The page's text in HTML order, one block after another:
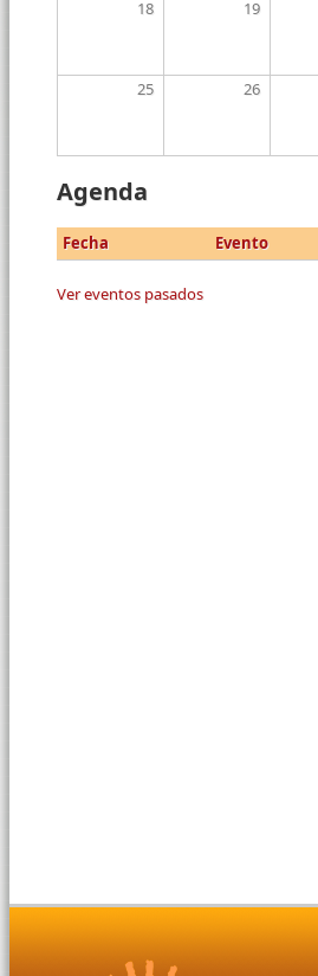
18 19
25 26
Agenda
Fecha Evento
Ver eventos pasados